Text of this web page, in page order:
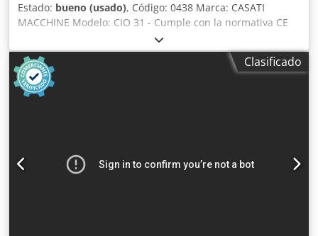
Estado: bueno (usado), Código: 0438 Marca: CASATI
MACCHINE Modelo: CIO 31 - Cumple con la normativa CE
Guillotina hidráulica para cortar chapa de madera
utilizada en la fabricación de muebles, talleres de
carpintería, muebles a medida, puertas, chapas y diversas
aplicaciones – Cumple con la normativa CE
Especificaciones técnicas: Longitud de corte: 3100 mm
motor de la unidad hidráulica: 4 CV Tope delantero
Codpfezkqw Eex Alisrf Fotocélulas de seguridad
Clasificado